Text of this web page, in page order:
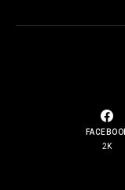
2K